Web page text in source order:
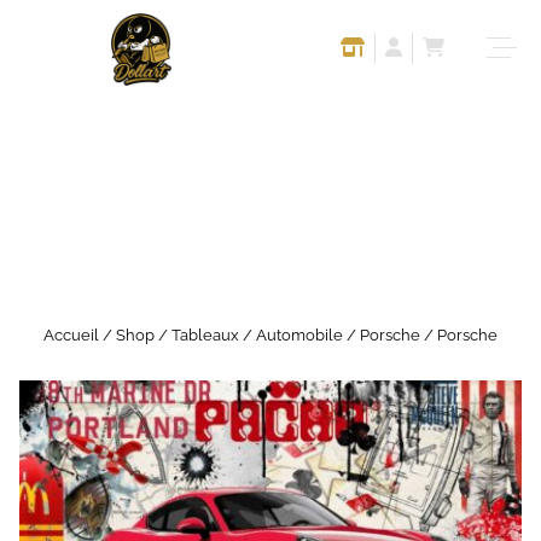
Accueil / Shop / Tableaux / Automobile / Porsche / Porsche